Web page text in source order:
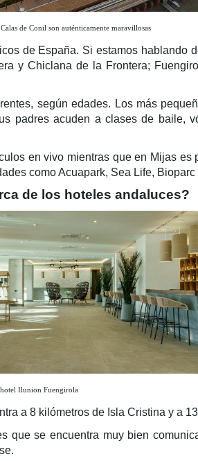
de Conil son auténticamente maravillosas
de España. Si estamos hablando
y Chiclana de la Frontera;
según edades. Los más
padres acuden a clases de baile,
en vivo mientras que en Mijas
como Acuapark, Sea Life, Bioparc
de los hoteles andaluces?
Ilunion Fuengirola
a 8 kilómetros de Isla Cristina y a
que se encuentra muy bien